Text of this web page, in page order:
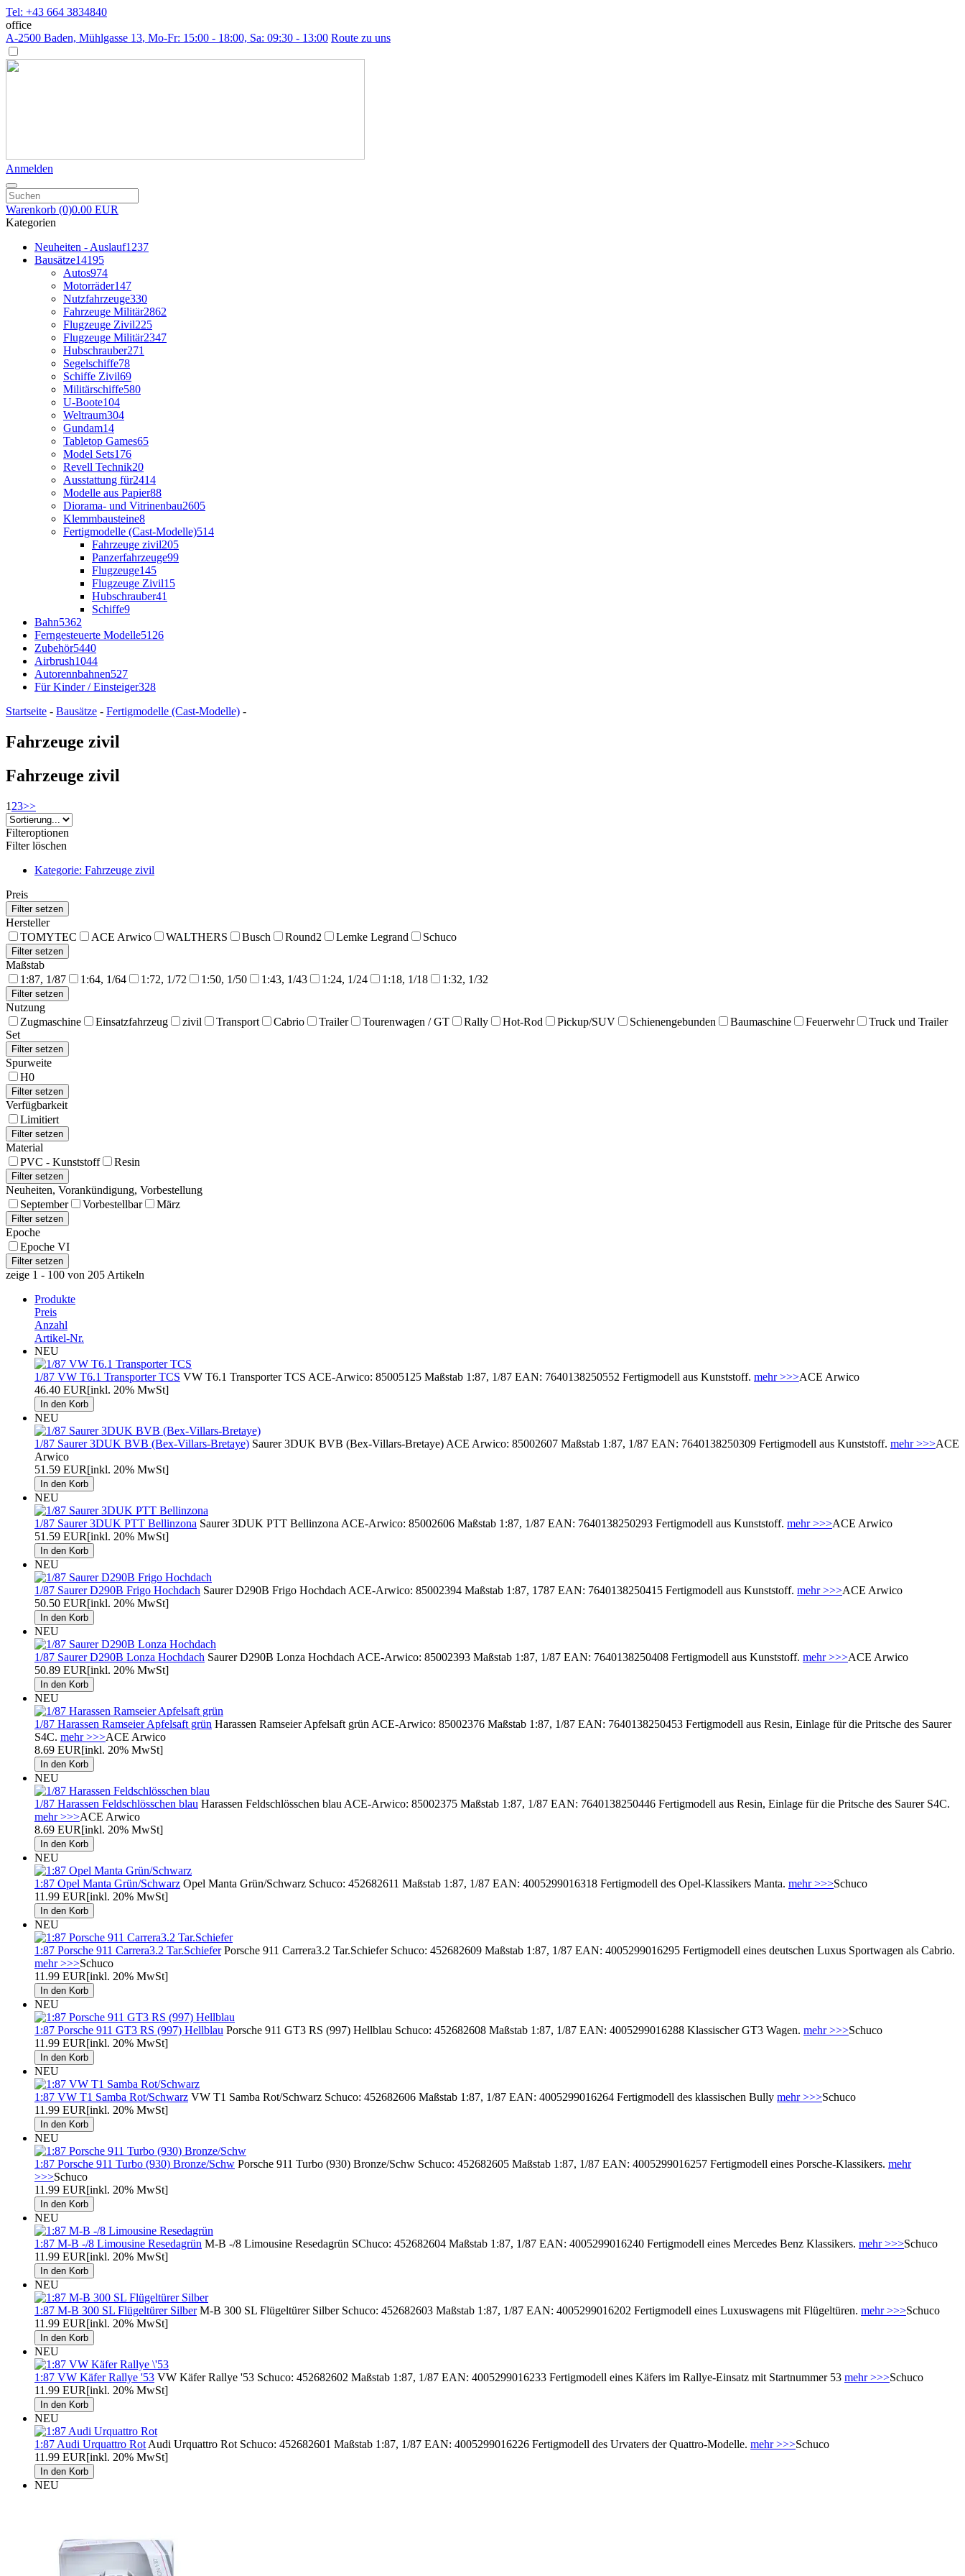
Tel: +43 664 3834840
office
A-2500 Baden, Mühlgasse 13, Mo-Fr: 15:00 - 18:00, Sa: 09:30 - 13:00 Route zu uns
Anmelden
Warenkorb (0)0.00 EUR
Kategorien
Neuheiten - Auslauf1237
Bausätze14195
Autos974
Motorräder147
Nutzfahrzeuge330
Fahrzeuge Militär2862
Flugzeuge Zivil225
Flugzeuge Militär2347
Hubschrauber271
Segelschiffe78
Schiffe Zivil69
Militärschiffe580
U-Boote104
Weltraum304
Gundam14
Tabletop Games65
Model Sets176
Revell Technik20
Ausstattung für2414
Modelle aus Papier88
Diorama- und Vitrinenbau2605
Klemmbausteine8
Fertigmodelle (Cast-Modelle)514
Fahrzeuge zivil205
Panzerfahrzeuge99
Flugzeuge145
Flugzeuge Zivil15
Hubschrauber41
Schiffe9
Bahn5362
Ferngesteuerte Modelle5126
Zubehör5440
Airbrush1044
Autorennbahnen527
Für Kinder / Einsteiger328
Startseite - Bausätze - Fertigmodelle (Cast-Modelle) -
Fahrzeuge zivil
Fahrzeuge zivil
1 23>>
Filteroptionen
Filter löschen
Kategorie: Fahrzeuge zivil
Preis
Hersteller
TOMYTEC
ACE Arwico WALTHERS Busch Round2 Lemke Legrand Schuco
Maßstab
1:87, 1/87
1:64, 1/64 1:72, 1/72 1:50, 1/50 1:43, 1/43 1:24, 1/24 1:18, 1/18 1:32, 1/32
Nutzung
Zugmaschine
Einsatzfahrzeug zivil Transport Cabrio Trailer Tourenwagen / GT Rally Hot-Rod Pickup/SUV Schienengebunden Baumaschine Feuerwehr
Truck und Trailer
Set
Spurweite
H0
Verfügbarkeit
Limitiert
Material
PVC - Kunststoff
Resin
Neuheiten, Vorankündigung, Vorbestellung
September
Vorbestellbar März
Epoche
Epoche VI
zeige 1 - 100 von 205 Artikeln
Produkte
Preis
Anzahl
Artikel-Nr.
NEU
1/87 VW T6.1 Transporter TCS VW T6.1 Transporter TCS ACE-Arwico: 85005125 Maßstab 1:87, 1/87 EAN: 7640138250552 Fertigmodell aus Kunststoff. mehr >>>ACE Arwico
46.40 EUR[inkl. 20% MwSt]
NEU
1/87 Saurer 3DUK BVB (Bex-Villars-Bretaye) Saurer 3DUK BVB (Bex-Villars-Bretaye) ACE Arwico: 85002607 Maßstab 1:87, 1/87 EAN: 7640138250309 Fertigmodell aus Kunststoff. mehr >>>ACE
Arwico
51.59 EUR[inkl. 20% MwSt]
NEU
1/87 Saurer 3DUK PTT Bellinzona Saurer 3DUK PTT Bellinzona ACE-Arwico: 85002606 Maßstab 1:87, 1/87 EAN: 7640138250293 Fertigmodell aus Kunststoff. mehr >>>ACE Arwico
51.59 EUR[inkl. 20% MwSt]
NEU
1/87 Saurer D290B Frigo Hochdach Saurer D290B Frigo Hochdach ACE-Arwico: 85002394 Maßstab 1:87, 1787 EAN: 7640138250415 Fertigmodell aus Kunststoff. mehr >>>ACE Arwico
50.50 EUR[inkl. 20% MwSt]
NEU
1/87 Saurer D290B Lonza Hochdach Saurer D290B Lonza Hochdach ACE-Arwico: 85002393 Maßstab 1:87, 1/87 EAN: 7640138250408 Fertigmodell aus Kunststoff. mehr >>>ACE Arwico
50.89 EUR[inkl. 20% MwSt]
NEU
1/87 Harassen Ramseier Apfelsaft grün Harassen Ramseier Apfelsaft grün ACE-Arwico: 85002376 Maßstab 1:87, 1/87 EAN: 7640138250453 Fertigmodell aus Resin, Einlage für die Pritsche des Saurer
S4C. mehr >>>ACE Arwico
8.69 EUR[inkl. 20% MwSt]
NEU
1/87 Harassen Feldschlösschen blau Harassen Feldschlösschen blau ACE-Arwico: 85002375 Maßstab 1:87, 1/87 EAN: 7640138250446 Fertigmodell aus Resin, Einlage für die Pritsche des Saurer S4C.
mehr >>>ACE Arwico
8.69 EUR[inkl. 20% MwSt]
NEU
1:87 Opel Manta Grün/Schwarz Opel Manta Grün/Schwarz Schuco: 452682611 Maßstab 1:87, 1/87 EAN: 4005299016318 Fertigmodell des Opel-Klassikers Manta. mehr >>>Schuco
11.99 EUR[inkl. 20% MwSt]
NEU
1:87 Porsche 911 Carrera3.2 Tar.SchieferPorsche 911 Carrera3.2 Tar.Schiefer Schuco: 452682609 Maßstab 1:87, 1/87 EAN: 4005299016295 Fertigmodell eines deutschen Luxus Sportwagen als Cabrio.
mehr >>>Schuco
11.99 EUR[inkl. 20% MwSt]
NEU
1:87 Porsche 911 GT3 RS (997) Hellblau Porsche 911 GT3 RS (997) Hellblau Schuco: 452682608 Maßstab 1:87, 1/87 EAN: 4005299016288 Klassischer GT3 Wagen. mehr >>>Schuco
11.99 EUR[inkl. 20% MwSt]
NEU
1:87 VW T1 Samba Rot/Schwarz VW T1 Samba Rot/Schwarz Schuco: 452682606 Maßstab 1:87, 1/87 EAN: 4005299016264 Fertigmodell des klassischen Bully mehr >>>Schuco
11.99 EUR[inkl. 20% MwSt]
NEU
1:87 Porsche 911 Turbo (930) Bronze/Schw Porsche 911 Turbo (930) Bronze/Schw Schuco: 452682605 Maßstab 1:87, 1/87 EAN: 4005299016257 Fertigmodell eines Porsche-Klassikers. mehr
>>>Schuco
11.99 EUR[inkl. 20% MwSt]
NEU
1:87 M-B -/8 Limousine Resedagrün M-B -/8 Limousine Resedagrün SChuco: 452682604 Maßstab 1:87, 1/87 EAN: 4005299016240 Fertigmodell eines Mercedes Benz Klassikers. mehr >>>Schuco
11.99 EUR[inkl. 20% MwSt]
NEU
1:87 M-B 300 SL Flügeltürer SilberM-B 300 SL Flügeltürer Silber Schuco: 452682603 Maßstab 1:87, 1/87 EAN: 4005299016202 Fertigmodell eines Luxuswagens mit Flügeltüren. mehr >>>Schuco
11.99 EUR[inkl. 20% MwSt]
NEU
1:87 VW Käfer Rallye '53 VW Käfer Rallye '53 Schuco: 452682602 Maßstab 1:87, 1/87 EAN: 4005299016233 Fertigmodell eines Käfers im Rallye-Einsatz mit Startnummer 53 mehr >>>Schuco
11.99 EUR[inkl. 20% MwSt]
NEU
1:87 Audi Urquattro Rot Audi Urquattro Rot Schuco: 452682601 Maßstab 1:87, 1/87 EAN: 4005299016226 Fertigmodell des Urvaters der Quattro-Modelle. mehr >>>Schuco
11.99 EUR[inkl. 20% MwSt]
NEU